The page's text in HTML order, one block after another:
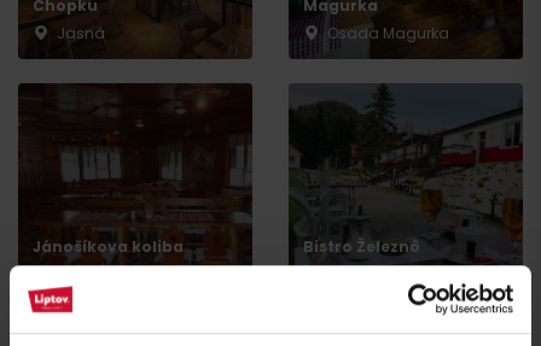
Chopku
Jasná
Magurka
Osada Magurka
Jánošíkova koliba
Bistro Železnô